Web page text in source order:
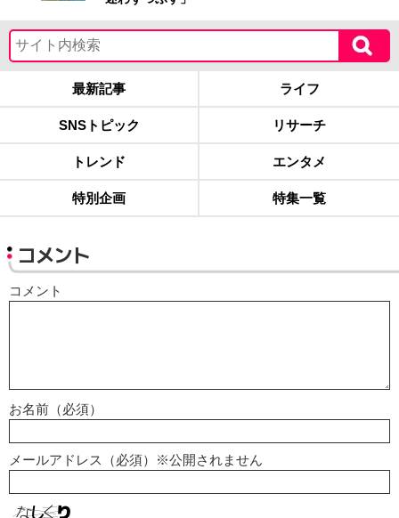
最新記事 ライフ
SNSトピック リサーチ
トレンド エンタメ
特別企画 特集一覧
コメント
コメント
お名前（必須）
メールアドレス（必須）※公開されません